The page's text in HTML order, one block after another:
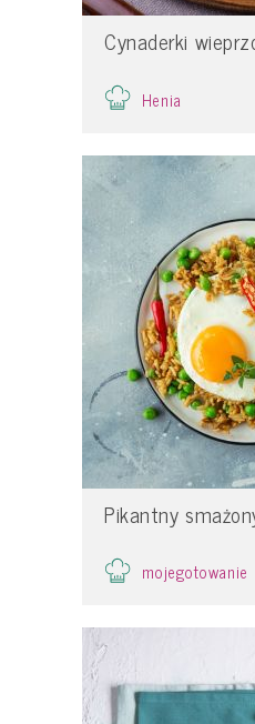
Cynaderki
Henia
Pikantny
mojegotowanie